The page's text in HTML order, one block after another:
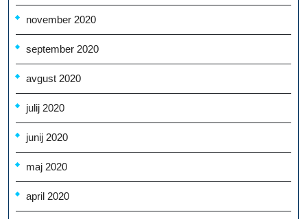
november 2020
september 2020
avgust 2020
julij 2020
junij 2020
maj 2020
april 2020